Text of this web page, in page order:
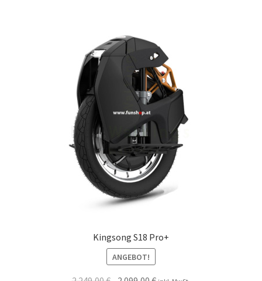
Kingsong S18 Pro+
ANGEBOT!